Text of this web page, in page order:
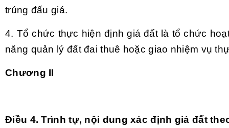
trúng đấu giá.
4. Tổ chức thực hiện định giá đất là tổ chức
năng quản lý đất đai thuê hoặc giao nhiệm vụ
Chương II
Điều 4. Trình tự, nội dung xác định giá đất